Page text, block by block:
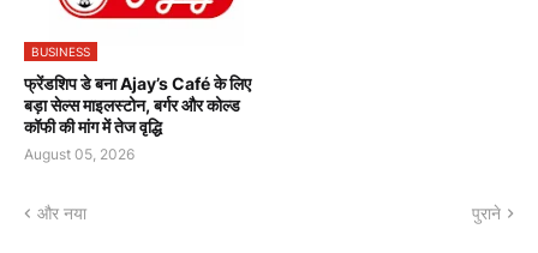
BUSINESS
फ्रेंडशिप डे बना Ajay’s Café के लिए
बड़ा सेल्स माइलस्टोन, बर्गर और कोल्ड
कॉफी की मांग में तेज वृद्धि
August 05, 2026
और नया पुराने